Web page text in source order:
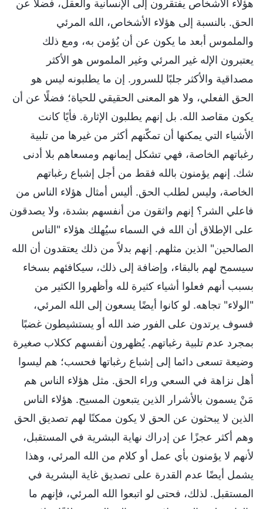
هؤلاء الأشخاص يفتقرون إلى الإنسانية والعقل، فضلًا عن
الحق. بالنسبة إلى هؤلاء الأشخاص، الله المرئي
والملموس أبعد ما يكون عن أن يُؤمن به، ومع ذلك
يعتبرون الإله غير المرئي وغير الملموس هو الأكثر
مصداقية والأكثر جلبًا للسرور. إن ما يطلبونه ليس هو
الحق الفعلي، ولا هو المعنى الحقيقي للحياة؛ فضلًا عن أن
يكون مقاصد الله. بل إنهم يطلبون الإثارة. فأيًا كانت
الأشياء التي يمكنها أن تمكّنهم أكثر من غيرها من تلبية
رغباتهم الخاصة، فهي تشكل إيمانهم ومسعاهم بلا أدنى
شك. إنهم يؤمنون بالله فقط من أجل إشباع رغباتهم
الخاصة، وليس لطلب الحق. أليس أمثال هؤلاء الناس من
فاعلي الشر؟ إنهم واثقون من أنفسهم بشدة، ولا يصدقون
على الإطلاق أن الله في السماء سيُهلك هؤلاء "الناس
الصالحين" الذين مثلهم. إنهم بدلاً من ذلك يعتقدون أن الله
سيسمح لهم بالبقاء، وإضافة إلى ذلك، سيكافئهم بسخاء
بسبب أنهم فعلوا أشياء كثيرة لله وأظهروا الكثير من
"الولاء" تجاهه. لو كانوا أيضًا يسعون إلى الله المرئي،
فسوف يرتدون على الفور ضد الله أو يستشيطون غضبًا
بمجرد عدم تلبية رغباتهم. يُظهرون أنفسهم ككلاب صغيرة
وضيعة تسعى دائما إلى إشباع رغباتها فحسب؛ هم ليسوا
أهل نزاهة في السعي وراء الحق. مثل هؤلاء الناس هم
مَنْ يسمون بالأشرار الذين يتبعون المسيح. هؤلاء الناس
الذين لا يبحثون عن الحق لا يكون ممكنًا لهم تصديق الحق
وهم أكثر عجزًا عن إدراك نهاية البشرية في المستقبل،
لأنهم لا يؤمنون بأي عمل أو كلام من الله المرئي، وهذا
يشمل أيضًا عدم القدرة على تصديق غاية البشرية في
المستقبل. لذلك، فحتى لو اتبعوا الله المرئي، فإنهم ما